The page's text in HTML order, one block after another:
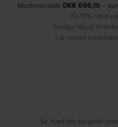
Medlemsrabat: DKK 656,10 –
Få 10% rabat
Særlige tilbud
1 år ekstra
Se hvad der fangede